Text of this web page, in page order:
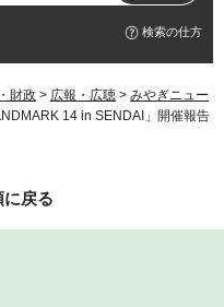
検索の仕方
財政 > 広報・広聴 > みやぎニュー
14 in SENDAI」開催報告
戻る